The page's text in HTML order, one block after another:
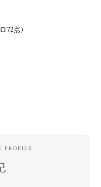
72点)
PROFILE